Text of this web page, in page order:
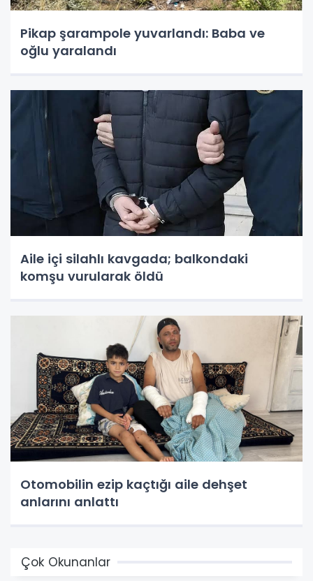
Pikap şarampole yuvarlandı: Baba ve
oğlu yaralandı
Aile içi silahlı kavgada; balkondaki
komşu vurularak öldü
Otomobilin ezip kaçtığı aile dehşet
anlarını anlattı
Çok Okunanlar